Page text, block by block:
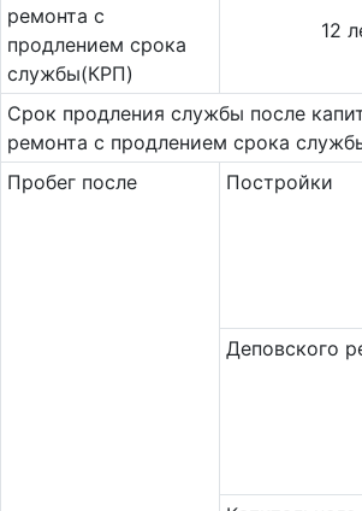
ремонта с
продлением срока
службы(КРП)
12
Срок продления службы после
ремонта с продлением срока
Пробег после
Постройки
Деповского